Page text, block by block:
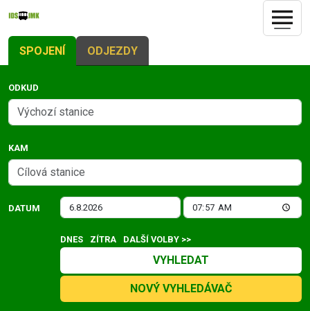
SPOJENÍ ODJEZDY
ODKUD
KAM
DATUM
DNES ZÍTRA DALŠÍ VOLBY >>
VYHLEDAT
NOVÝ VYHLEDÁVAČ